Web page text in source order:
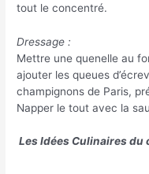
tout le concentré.
Dressage :
Mettre une quenelle au
ajouter les queues
champignons de Paris,
Napper le tout avec la
Les Idées Culinaires du